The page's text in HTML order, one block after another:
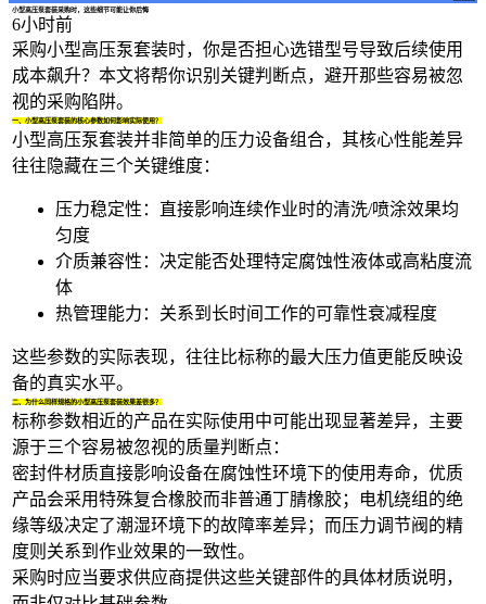
小型高压泵套装采购时，这些细节可能让你后悔
6小时前
采购小型高压泵套装时，你是否担心选错型号导致后续使用
成本飙升？本文将帮你识别关键判断点，避开那些容易被忽
视的采购陷阱。
一、小型高压泵套装的核心参数如何影响实际使用？
小型高压泵套装并非简单的压力设备组合，其核心性能差异
往往隐藏在三个关键维度：
压力稳定性：直接影响连续作业时的清洗/喷涂效果均
匀度
介质兼容性：决定能否处理特定腐蚀性液体或高粘度流
体
热管理能力：关系到长时间工作的可靠性衰减程度
这些参数的实际表现，往往比标称的最大压力值更能反映设
备的真实水平。
二、为什么同样规格的小型高压泵套装效果差很多？
标称参数相近的产品在实际使用中可能出现显著差异，主要
源于三个容易被忽视的质量判断点：
密封件材质直接影响设备在腐蚀性环境下的使用寿命，优质
产品会采用特殊复合橡胶而非普通丁腈橡胶；电机绕组的绝
缘等级决定了潮湿环境下的故障率差异；而压力调节阀的精
度则关系到作业效果的一致性。
采购时应当要求供应商提供这些关键部件的具体材质说明，